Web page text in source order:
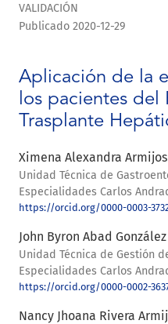
VALIDACIÓN
Aplicación de la
los pacientes del
Trasplante
Publicado 2020-12-29
Ximena Alexandra
Unidad Técnica de
Especialidades Carlos
https://orcid.org/0000-0003-
John Byron Abad González
Unidad Técnica de Gestión
Especialidades Carlos
https://orcid.org/0000-0002-
Nancy Jhoana Rivera